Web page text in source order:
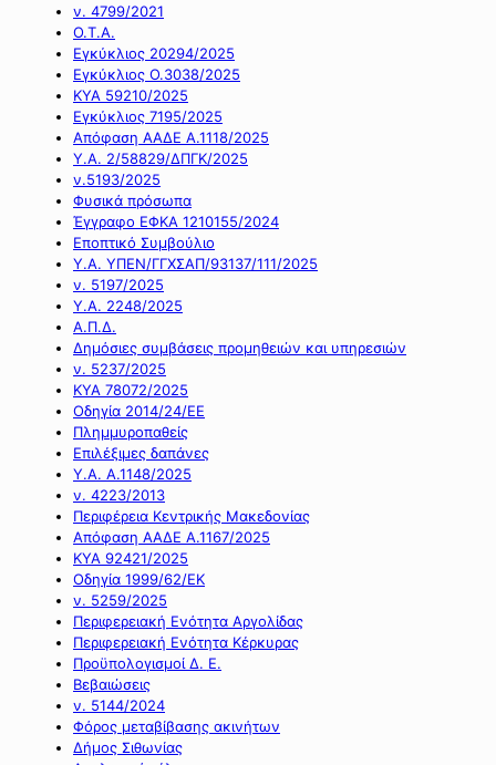
ν. 4799/2021
Ο.Τ.Α.
Εγκύκλιος 20294/2025
Εγκύκλιος Ο.3038/2025
ΚΥΑ 59210/2025
Εγκύκλιος 7195/2025
Απόφαση ΑΑΔΕ Α.1118/2025
Υ.Α. 2/58829/ΔΠΓΚ/2025
ν.5193/2025
Φυσικά πρόσωπα
Έγγραφο ΕΦΚΑ 1210155/2024
Εποπτικό Συμβούλιο
Υ.Α. ΥΠΕΝ/ΓΓΧΣΑΠ/93137/111/2025
ν. 5197/2025
Υ.Α. 2248/2025
Α.Π.Δ.
Δημόσιες συμβάσεις προμηθειών και υπηρεσιών
ν. 5237/2025
ΚΥΑ 78072/2025
Οδηγία 2014/24/ΕΕ
Πλημμυροπαθείς
Επιλέξιμες δαπάνες
Υ.Α. Α.1148/2025
ν. 4223/2013
Περιφέρεια Κεντρικής Μακεδονίας
Απόφαση ΑΑΔΕ Α.1167/2025
ΚΥΑ 92421/2025
Οδηγία 1999/62/ΕΚ
ν. 5259/2025
Περιφερειακή Ενότητα Αργολίδας
Περιφερειακή Ενότητα Κέρκυρας
Προϋπολογισμοί Δ. Ε.
Βεβαιώσεις
ν. 5144/2024
Φόρος μεταβίβασης ακινήτων
Δήμος Σιθωνίας